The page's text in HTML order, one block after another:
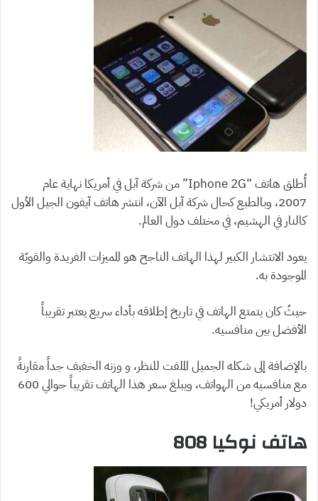
أُطلق هاتف “Iphone 2G” من شركة آبل في أمريكا نهاية عام
2007، وبالطبع كحال شركة آبل الآن، انتشر هاتف آيفون الجيل الأول
كالنار في الهشيم، في مختلف دول العالم.
يعود الانتشار الكبير لهذا الهاتف الناجح هو المميزات الفريدة والقويّة
الموجودة به.
حيثُ كان يتمتع الهاتف في تاريخ إطلاقه بأداء سريع يعتبر تقريباً
الأفضل بين منافسيه.
بالإضافة إلى شكله الجميل الملفت للنظر، و وزنه الخفيف جداً مقارنةً
مع منافسيه من الهواتف، ويبلغ سعر هذا الهاتف تقريباً حوالي 600
دولار أمريكي!
هاتف نوكيا 808